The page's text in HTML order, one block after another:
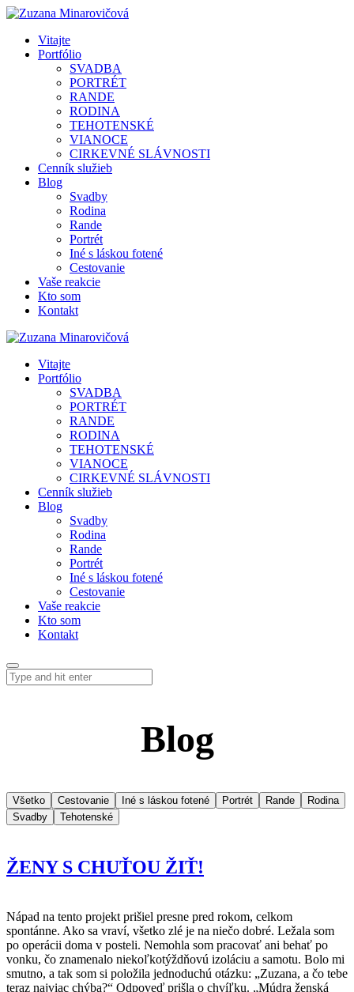
Vitajte
Portfólio
SVADBA
PORTRÉT
RANDE
RODINA
TEHOTENSKÉ
VIANOCE
CIRKEVNÉ SLÁVNOSTI
Cenník služieb
Blog
Svadby
Rodina
Rande
Portrét
Iné s láskou fotené
Cestovanie
Vaše reakcie
Kto som
Kontakt
Vitajte
Portfólio
SVADBA
PORTRÉT
RANDE
RODINA
TEHOTENSKÉ
VIANOCE
CIRKEVNÉ SLÁVNOSTI
Cenník služieb
Blog
Svadby
Rodina
Rande
Portrét
Iné s láskou fotené
Cestovanie
Vaše reakcie
Kto som
Kontakt
Blog
Všetko Cestovanie Iné s láskou fotené Portrét Rande
Rodina
Svadby
Tehotenské
ŽENY S CHUŤOU ŽIŤ!
Nápad na tento projekt prišiel presne pred rokom, celkom
spontánne. Ako sa vraví, všetko zlé je na niečo dobré. Ležala som
po operácii doma v posteli. Nemohla som pracovať ani behať po
vonku, čo znamenalo niekoľkotýždňovú izoláciu a samotu. Bolo mi
smutno, a tak som si položila jednoduchú otázku: „Zuzana, a čo tebe
teraz najviac chýba?“ Odpoveď prišla o chvíľku. „Múdra ženská